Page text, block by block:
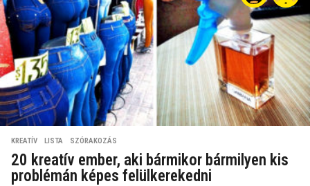
KREATÍV ,LISTA ,SZÓRAKOZÁS
20 kreatív ember, aki bármikor bármilyen kis
problémán képes felülkerekedni